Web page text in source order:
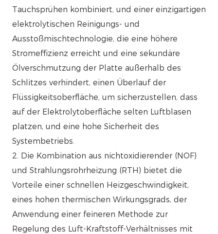
Tauchsprühen kombiniert, und einer einzigartigen
elektrolytischen Reinigungs- und
Ausstoßmischtechnologie, die eine höhere
Stromeffizienz erreicht und eine sekundäre
Ölverschmutzung der Platte außerhalb des
Schlitzes verhindert, einen Überlauf der
Flüssigkeitsoberfläche, um sicherzustellen, dass
auf der Elektrolytoberfläche selten Luftblasen
platzen, und eine hohe Sicherheit des
Systembetriebs.
2. Die Kombination aus nichtoxidierender (NOF)
und Strahlungsrohrheizung (RTH) bietet die
Vorteile einer schnellen Heizgeschwindigkeit,
eines hohen thermischen Wirkungsgrads, der
Anwendung einer feineren Methode zur
Regelung des Luft-Kraftstoff-Verhältnisses mit